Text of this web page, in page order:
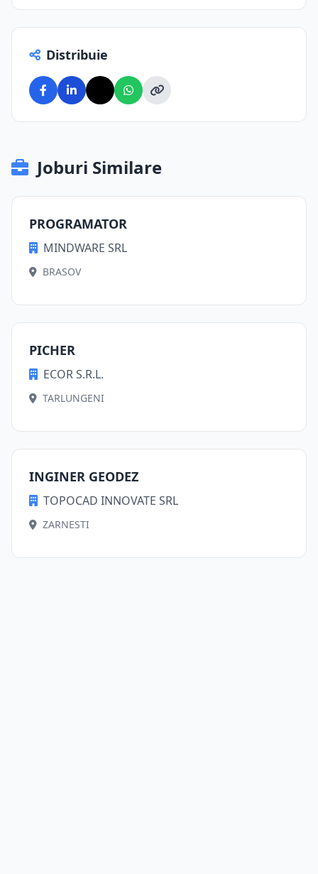
Distribuie
Joburi Similare
PROGRAMATOR
MINDWARE SRL
BRASOV
PICHER
ECOR S.R.L.
TARLUNGENI
INGINER GEODEZ
TOPOCAD INNOVATE SRL
ZARNESTI